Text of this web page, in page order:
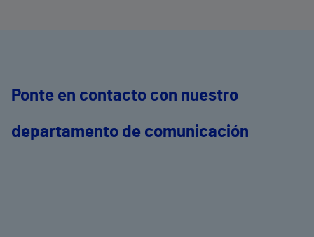
Ponte en contacto con nuestro
departamento de comunicación